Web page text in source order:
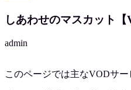
しあわせのマスカット【
admin
このページでは主なVODサー